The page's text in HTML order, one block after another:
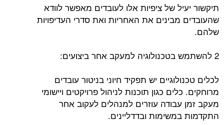
תיקשור יעיל של ציפיות אלו לעובדים מאפשר לוודא
שהעובדים מבינים את האחריות ואת סדרי העדיפויות
שלהם.
2 להשתמש בטכנולוגיה למעקב אחר ביצועים:
לכלים טכנולוגיים יש תפקיד חיוני בניטור עובדים
מרוחקים. כלים כגון תוכנות לניהול פרויקטים ויישומי
מעקב זמן עבודה עוזרים למנהלים לעקוב אחר
התקדמות במשימות ובדדליינים.